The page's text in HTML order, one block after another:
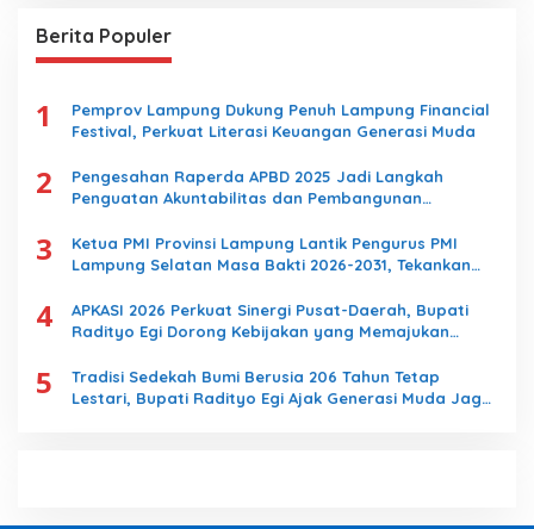
u
n
t
k
Berita Populer
1
Pemprov Lampung Dukung Penuh Lampung Financial
Festival, Perkuat Literasi Keuangan Generasi Muda
2
Pengesahan Raperda APBD 2025 Jadi Langkah
Penguatan Akuntabilitas dan Pembangunan
3
Ketua PMI Provinsi Lampung Lantik Pengurus PMI
Lampung Selatan Masa Bakti 2026-2031, Tekankan
4
APKASI 2026 Perkuat Sinergi Pusat-Daerah, Bupati
Radityo Egi Dorong Kebijakan yang Memajukan
5
Tradisi Sedekah Bumi Berusia 206 Tahun Tetap
Lestari, Bupati Radityo Egi Ajak Generasi Muda Jaga